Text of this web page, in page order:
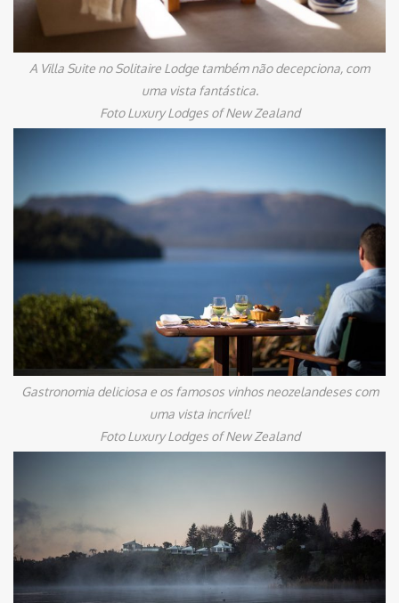
A Villa Suite no Solitaire Lodge também não decepciona, com
uma vista fantástica.
Foto Luxury Lodges of New Zealand
Gastronomia deliciosa e os famosos vinhos neozelandeses com
uma vista incrível!
Foto Luxury Lodges of New Zealand